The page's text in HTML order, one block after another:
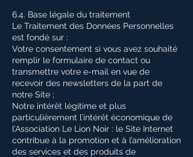
6.4. Base légale du traitement
Le Traitement des Données Personnelles
est fondé sur :
Votre consentement si vous avez souhaité
remplir le formulaire de contact ou
transmettre votre e-mail en vue de
recevoir des newsletters de la part de
notre Site ;
Notre intérêt légitime et plus
particulièrement l’intérêt économique de
l’Association Le Lion Noir : le Site Internet
contribue à la promotion et à l’amélioration
des services et des produits de